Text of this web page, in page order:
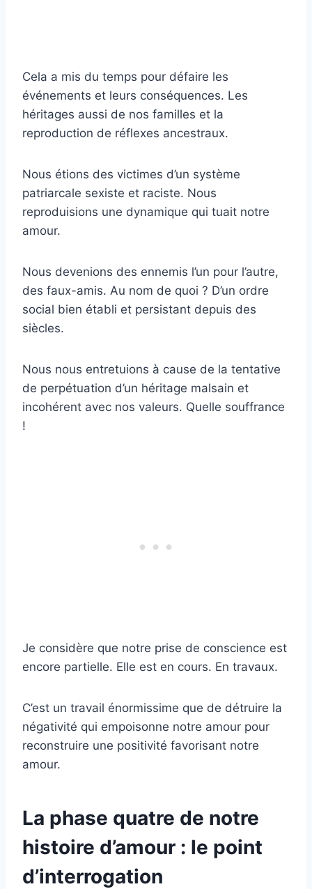
Cela a mis du temps pour défaire les
événements et leurs conséquences. Les
héritages aussi de nos familles et la
reproduction de réflexes ancestraux.
Nous étions des victimes d’un système
patriarcale sexiste et raciste. Nous
reproduisions une dynamique qui tuait notre
amour.
Nous devenions des ennemis l’un pour l’autre,
des faux-amis. Au nom de quoi ? D’un ordre
social bien établi et persistant depuis des
siècles.
Nous nous entretuions à cause de la tentative
de perpétuation d’un héritage malsain et
incohérent avec nos valeurs. Quelle souffrance
!
Je considère que notre prise de conscience est
encore partielle. Elle est en cours. En travaux.
C’est un travail énormissime que de détruire la
négativité qui empoisonne notre amour pour
reconstruire une positivité favorisant notre
amour.
La phase quatre de notre
histoire d’amour : le point
d’interrogation